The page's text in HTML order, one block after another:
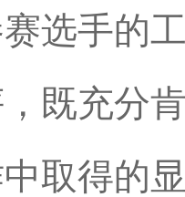
选手的
既充分
取得的